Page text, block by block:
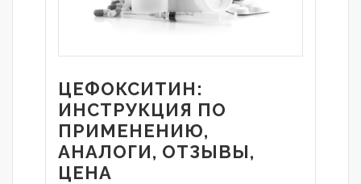
ЦЕФОКСИТИН:
ИНСТРУКЦИЯ ПО
ПРИМЕНЕНИЮ,
АНАЛОГИ, ОТЗЫВЫ,
ЦЕНА